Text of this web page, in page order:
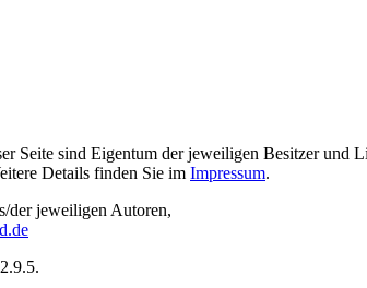
Seite sind Eigentum der jeweiligen Besitzer und
Details finden Sie im Impressum.
der jeweiligen Autoren,